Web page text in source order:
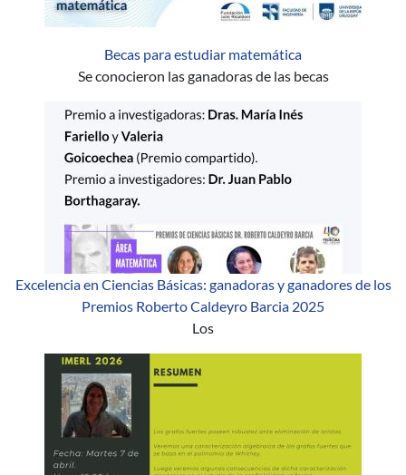
Becas para estudiar matemática
Se conocieron las ganadoras de las becas
Excelencia en Ciencias Básicas: ganadoras y ganadores de los
Premios Roberto Caldeyro Barcia 2025
Los